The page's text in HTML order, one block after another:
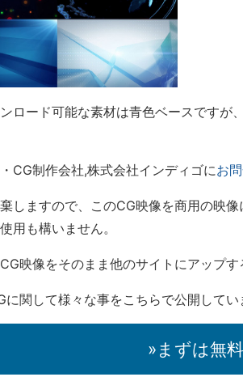
ロード可能な素材は青色ベースですが
CG制作会社,株式会社インディゴにお
しますので、このCG映像を商用の映
用も構いません。
映像をそのまま他のサイトにアップす
に関して様々な事をこちらで公開してい
»まずは無